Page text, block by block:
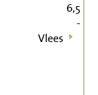
6,5
-
Vlees